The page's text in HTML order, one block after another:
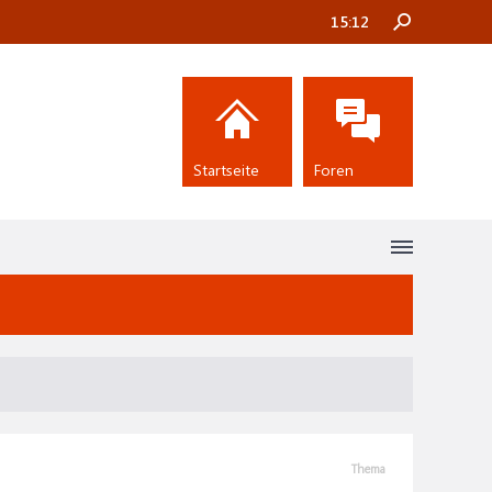
Thema
15:12
Startseite Foren